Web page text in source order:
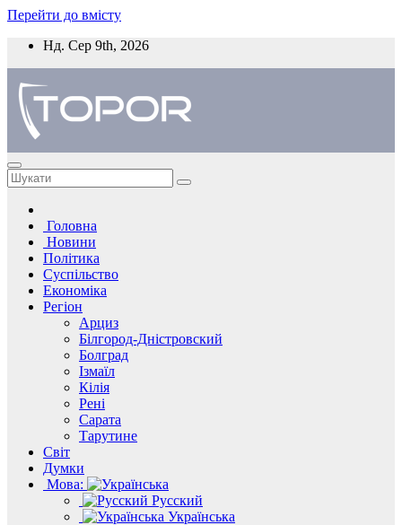
Перейти до вмісту
Нд. Сер 9th, 2026
Головна
Новини
Політика
Суспільство
Економіка
Регіон
Арциз
Білгород-Дністровский
Болград
Ізмаїл
Кілія
Рені
Сарата
Тарутине
Світ
Думки
Мова:
Русский
Українська